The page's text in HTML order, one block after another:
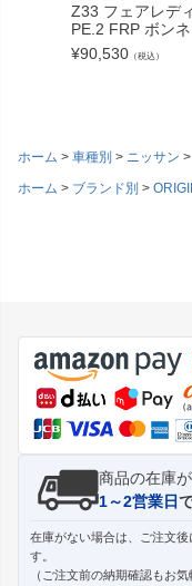
Z33 フェアレデ
PE.2 FRP ボンネ
¥90,530 （税込）
ホーム 車種別 ニッサン
ホーム
ブランド別
商品の在庫
1～2営業日
在庫がない場合は、ご注文
す。
（ご注文前の納期確認もお